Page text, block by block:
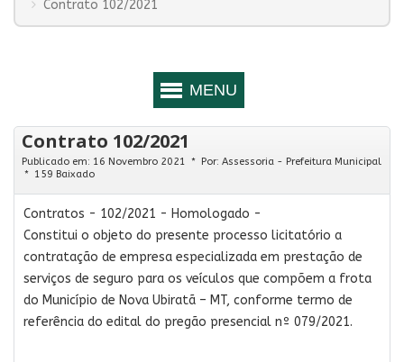
Contrato 102/2021
Contrato 102/2021
Publicado em: 16 Novembro 2021 Por: Assessoria - Prefeitura Municipal
159 Baixado
Contratos - 102/2021 - Homologado -
Constitui o objeto do presente processo licitatório a
contratação de empresa especializada em prestação de
serviços de seguro para os veículos que compõem a frota
do Município de Nova Ubiratã – MT, conforme termo de
referência do edital do pregão presencial nº 079/2021.